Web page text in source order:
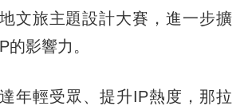
文旅主題設計大賽，進一步擴
的影響力。
輕受眾、提升IP熱度，那拉